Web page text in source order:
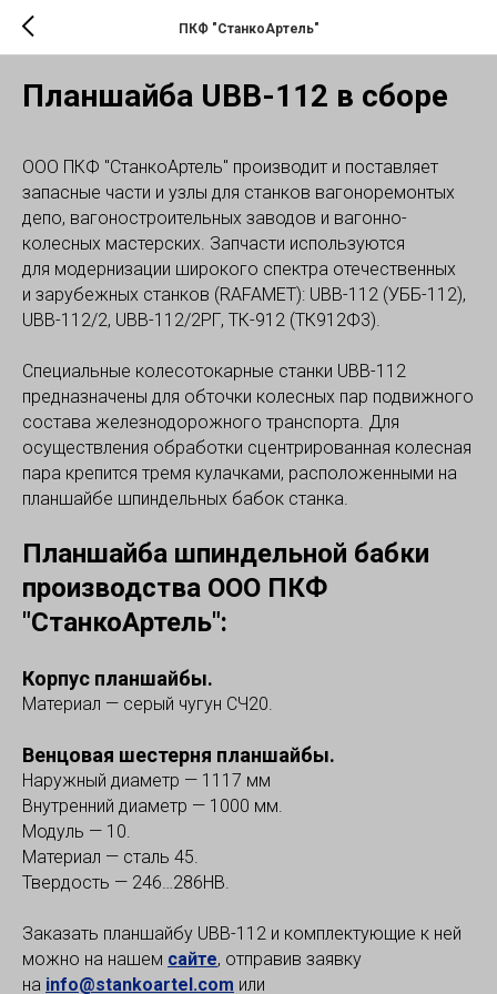
ПКФ "СтанкоАртель"
Планшайба UBB-112 в сборе
ООО ПКФ "СтанкоАртель" производит и поставляет
запасные части и узлы для станков вагоноремонтых
депо, вагоностроительных заводов и вагонно-
колесных мастерских. Запчасти используются
для модернизации широкого спектра отечественных
и зарубежных станков (RAFAMET): UBB-112 (УББ-112),
UBB-112/2, UBB-112/2РГ, ТК-912 (ТК912Ф3).
Специальные колесотокарные станки UBB-112
предназначены для обточки колесных пар подвижного
состава железнодорожного транспорта. Для
осуществления обработки сцентрированная колесная
пара крепится тремя кулачками, расположенными на
планшайбе шпиндельных бабок станка.
Планшайба шпиндельной бабки
производства ООО ПКФ
"СтанкоАртель":
Корпус планшайбы.
Материал — серый чугун СЧ20.
Венцовая шестерня планшайбы.
Наружный диаметр — 1117 мм
Внутренний диаметр — 1000 мм.
Модуль — 10.
Материал — сталь 45.
Твердость — 246…286НВ.
Заказать планшайбу UBB-112 и комплектующие к ней
можно на нашем сайте, отправив заявку
на info@stankoartel.com или